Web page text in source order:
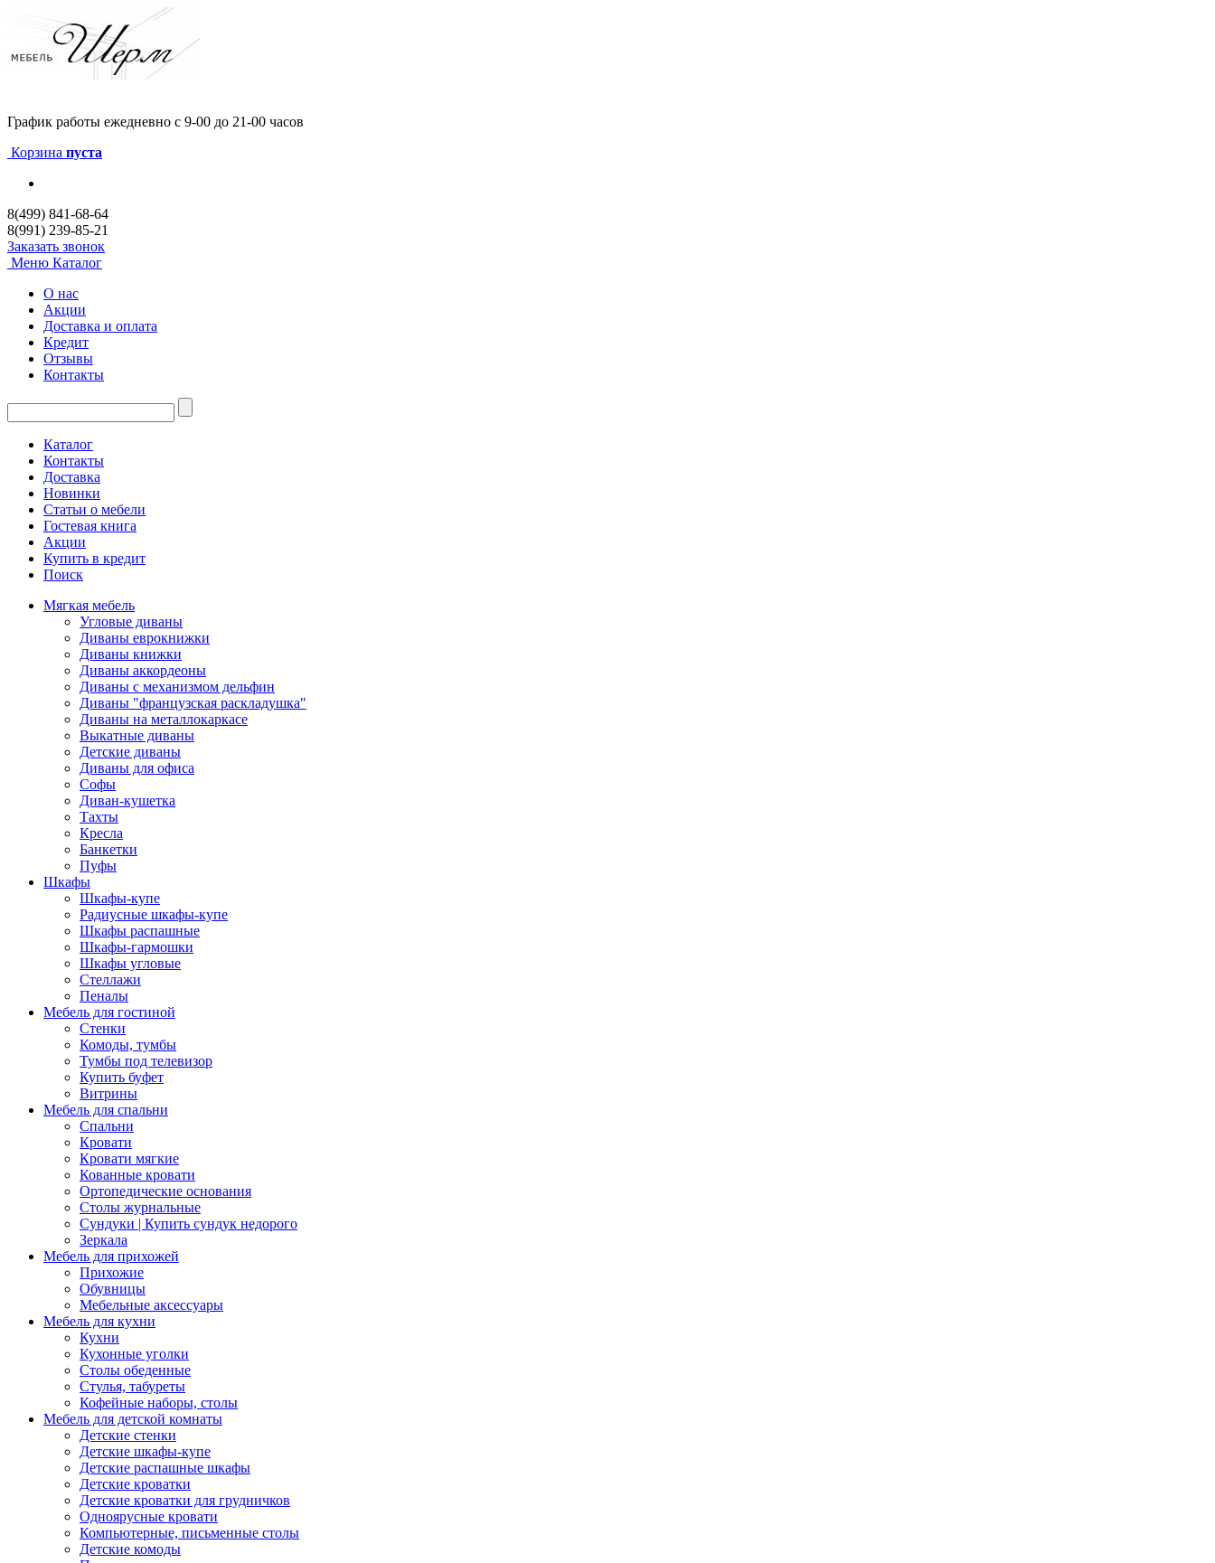
График работы ежедневно с 9-00 до 21-00 часов
Корзина пуста
8(499) 841-68-64
8(991) 239-85-21
Заказать звонок
Меню Каталог
О нас
Акции
Доставка и оплата
Кредит
Отзывы
Контакты
Каталог
Контакты
Доставка
Новинки
Статьи о мебели
Гостевая книга
Акции
Купить в кредит
Поиск
Мягкая мебель
Угловые диваны
Диваны еврокнижки
Диваны книжки
Диваны аккордеоны
Диваны с механизмом дельфин
Диваны "французская раскладушка"
Диваны на металлокаркасе
Выкатные диваны
Детские диваны
Диваны для офиса
Софы
Диван-кушетка
Тахты
Кресла
Банкетки
Пуфы
Шкафы
Шкафы-купе
Радиусные шкафы-купе
Шкафы распашные
Шкафы-гармошки
Шкафы угловые
Стеллажи
Пеналы
Мебель для гостиной
Стенки
Комоды, тумбы
Тумбы под телевизор
Купить буфет
Витрины
Мебель для спальни
Спальни
Кровати
Кровати мягкие
Кованные кровати
Ортопедические основания
Столы журнальные
Сундуки | Купить сундук недорого
Зеркала
Мебель для прихожей
Прихожие
Обувницы
Мебельные аксессуары
Мебель для кухни
Кухни
Кухонные уголки
Столы обеденные
Стулья, табуреты
Кофейные наборы, столы
Мебель для детской комнаты
Детские стенки
Детские шкафы-купе
Детские распашные шкафы
Детские кроватки
Детские кроватки для грудничков
Одноярусные кровати
Компьютерные, письменные столы
Детские комоды